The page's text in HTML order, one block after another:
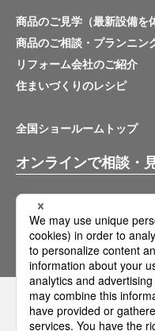
商品のご見学（最新設備を
商品のご相談・プランニン
リフォーム会社のご紹介
住まいづくりのレシピ
全国ショールームトップ
オンラインで相談・
バーチャルショールーム
オンライン相談サービス
Panasonicの住ま